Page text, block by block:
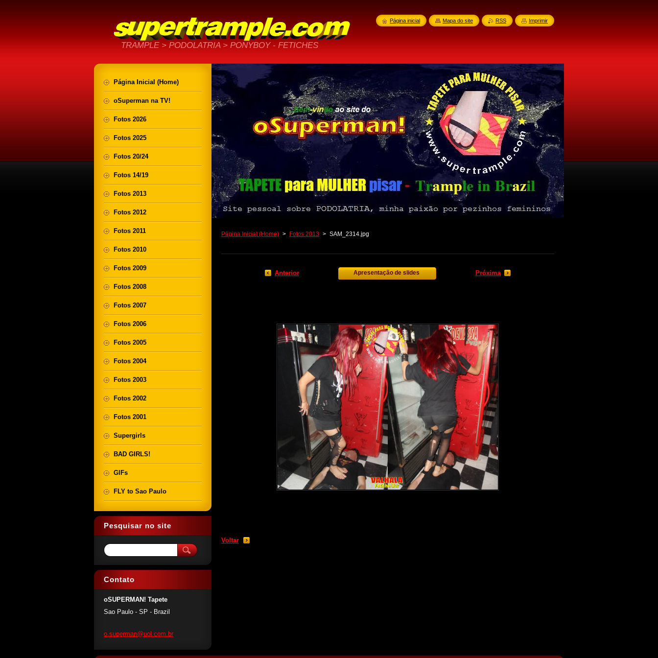
TRAMPLE > PODOLATRIA > PONYBOY - FETICHES
Página Inicial (Home) > Fotos 2013 > SAM_2314.jpg
Anterior Apresentação de slides Próxima
Voltar
Página Inicial (Home)
oSuperman na TV!
Fotos 2026
Fotos 2025
Fotos 20/24
Fotos 14/19
Fotos 2013
Fotos 2012
Fotos 2011
Fotos 2010
Fotos 2009
Fotos 2008
Fotos 2007
Fotos 2006
Fotos 2005
Fotos 2004
Fotos 2003
Fotos 2002
Fotos 2001
Supergirls
BAD GIRLS!
GIFs
FLY to Sao Paulo
Pesquisar no site
Contato
oSUPERMAN! Tapete
Sao Paulo - SP - Brazil
o.superman@uol.com.br
Página inicial Mapa do site RSS Imprimir